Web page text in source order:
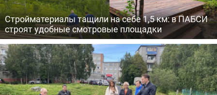
Стройматериалы тащили на себе 1,5 км: в ПАБСИ
строят удобные смотровые площадки